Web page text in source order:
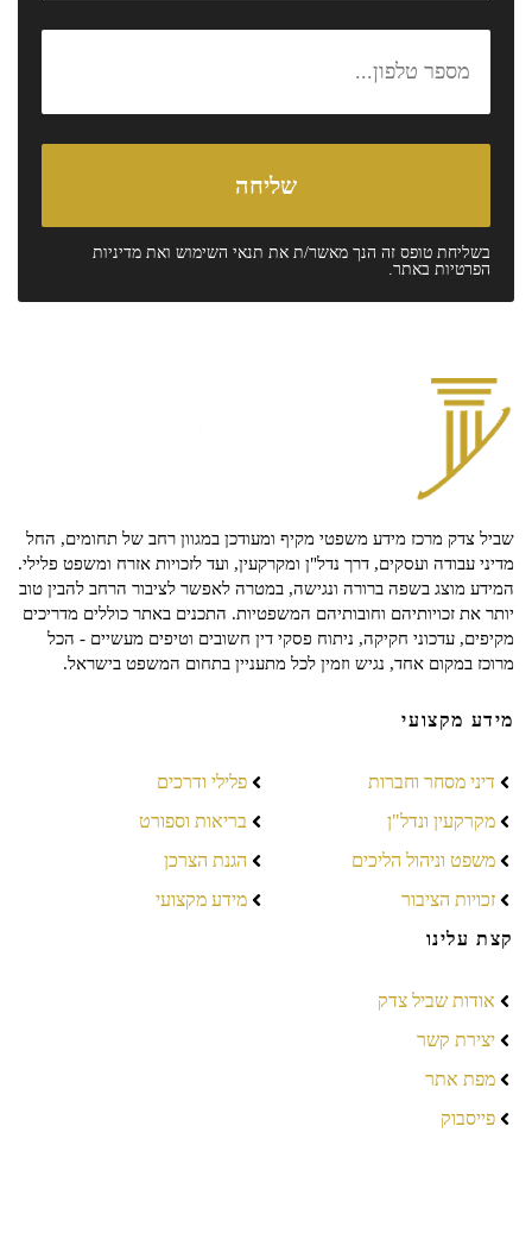
בשליחת טופס זה הנך מאשר/ת את תנאי השימוש ואת מדיניות
הפרטיות באתר.
שביל צדק מרכז מידע משפטי מקיף ומעודכן במגוון רחב של תחומים, החל
מדיני עבודה ועסקים, דרך נדל"ן ומקרקעין, ועד לזכויות אזרח ומשפט פלילי.
המידע מוצג בשפה ברורה ונגישה, במטרה לאפשר לציבור הרחב להבין טוב
יותר את זכויותיהם וחובותיהם המשפטיות. התכנים באתר כוללים מדריכים
מקיפים, עדכוני חקיקה, ניתוח פסקי דין חשובים וטיפים מעשיים - הכל
מרוכז במקום אחד, נגיש וזמין לכל מתעניין בתחום המשפט בישראל.
מידע מקצועי
דיני מסחר וחברות
מקרקעין ונדל"ן
משפט וניהול הליכים
זכויות הציבור
פלילי ודרכים
בריאות וספורט
הגנת הצרכן
מידע מקצועי
קצת עלינו
אודות שביל צדק
יצירת קשר
מפת אתר
פייסבוק